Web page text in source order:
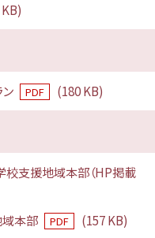
PDF (180 KB)
校支援地域本部（HP掲載
本部
PDF (157 KB)